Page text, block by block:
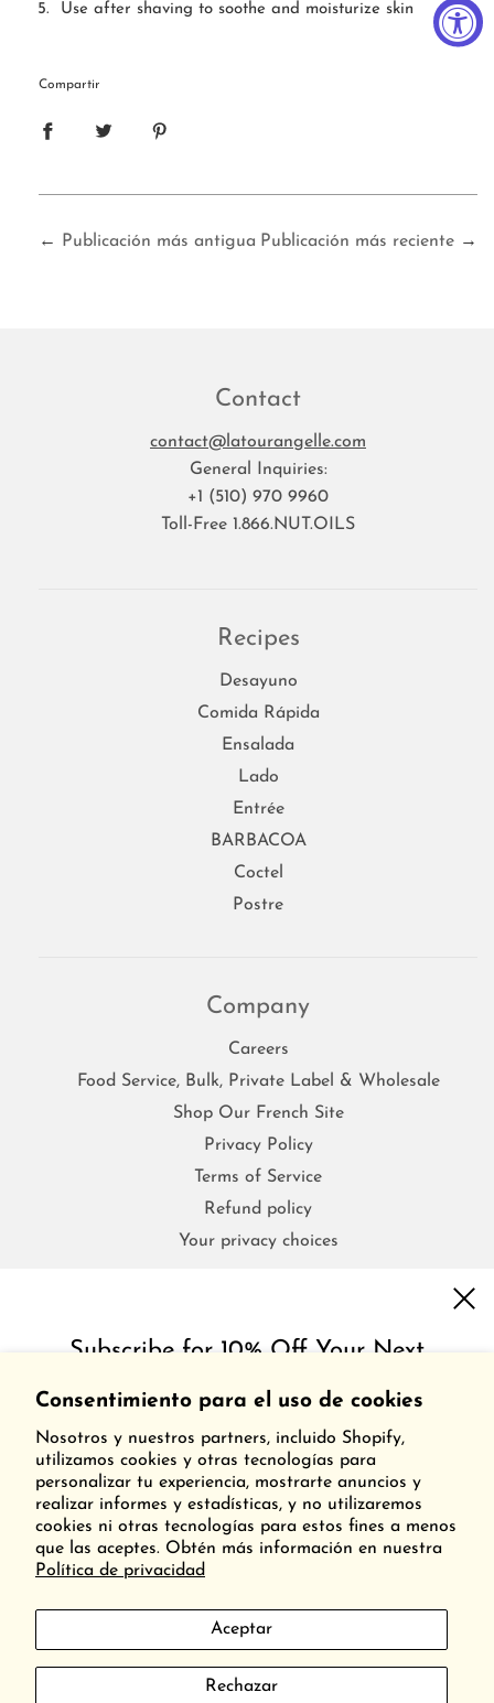
Consentimiento para el uso de cookies
Nosotros y nuestros partners, incluido Shopify,
utilizamos cookies y otras tecnologías para
personalizar tu experiencia, mostrarte anuncios y
realizar informes y estadísticas, y no utilizaremos
cookies ni otras tecnologías para estos fines a menos
que las aceptes. Obtén más información en nuestra
Política de privacidad
Aceptar
Rechazar
Use after shaving to soothe and moisturize skin
Compartir
← Publicación más antigua Publicación más reciente →
Contact
contact@latourangelle.com
General Inquiries:
+1 (510) 970 9960
Toll-Free 1.866.NUT.OILS
Recipes
Desayuno
Comida Rápida
Ensalada
Lado
Entrée
BARBACOA
Coctel
Postre
Company
Careers
Food Service, Bulk, Private Label & Wholesale
Shop Our French Site
Privacy Policy
Terms of Service
Refund policy
Your privacy choices
FAQs
Contact Us
Frequently Asked Questions
Nutrition
Find Us
Our Commitment to Accessibility
Español
Subscribe for 10% Off Your Next
Order!
Get inspired with special discounts & insider tips.
privacidad de hCaptcha y losTérminos del servicio.